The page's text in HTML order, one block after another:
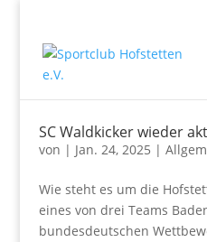
SC Waldkicker wieder
von | Jan. 24, 2025 |
Wie steht es um die
eines von drei Teams
bundesdeutschen